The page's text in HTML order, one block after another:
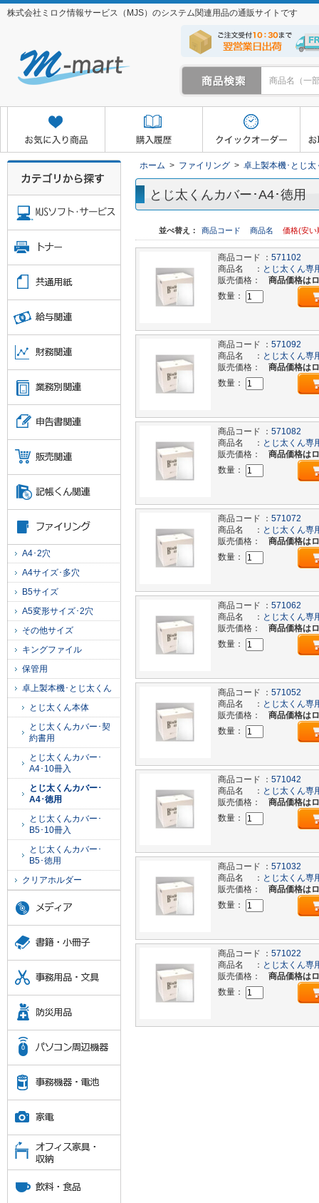
株式会社ミロク情報サービス（MJS）のシステム関連用品の通販サイトです
お取り寄せサービス マイページ
ホーム > ファイリング > 卓上製本機･とじ太
とじ太くんカバー･A4･徳用
並べ替え： 商品コード 商品名 価格(安
商品コード ： 571102
商品名 ： とじ太くん専
販売価格：
商品価格は
数量：
商品コード ： 571092
商品名 ： とじ太くん専
販売価格：
商品価格は
数量：
商品コード ： 571082
商品名 ： とじ太くん専
販売価格：
商品価格は
数量：
商品コード ： 571072
商品名 ： とじ太くん専
販売価格：
商品価格は
数量：
商品コード ： 571062
商品名 ： とじ太くん専
販売価格：
商品価格は
数量：
商品コード ： 571052
商品名 ： とじ太くん専
販売価格：
商品価格は
数量：
商品コード ： 571042
商品名 ： とじ太くん専
販売価格：
商品価格は
数量：
商品コード ： 571032
商品名 ： とじ太くん専
販売価格：
商品価格は
数量：
商品コード ： 571022
商品名 ： とじ太くん専
販売価格：
商品価格は
数量：
A4･2穴
A4サイズ･多穴
B5サイズ
A5変形サイズ･2穴
その他サイズ
キングファイル
保管用
卓上製本機･とじ太くん
とじ太くん本体
とじ太くんカバー･契
約書用
とじ太くんカバー･
A4･10冊入
とじ太くんカバー･
A4･徳用
とじ太くんカバー･
B5･10冊入
とじ太くんカバー･
B5･徳用
クリアホルダー